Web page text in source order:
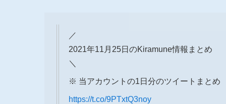
／
2021年11月25日のKiramune情報まとめ
＼
※ 当アカウントの1日分のツイートまとめ
https://t.co/9PTxtQ3noy